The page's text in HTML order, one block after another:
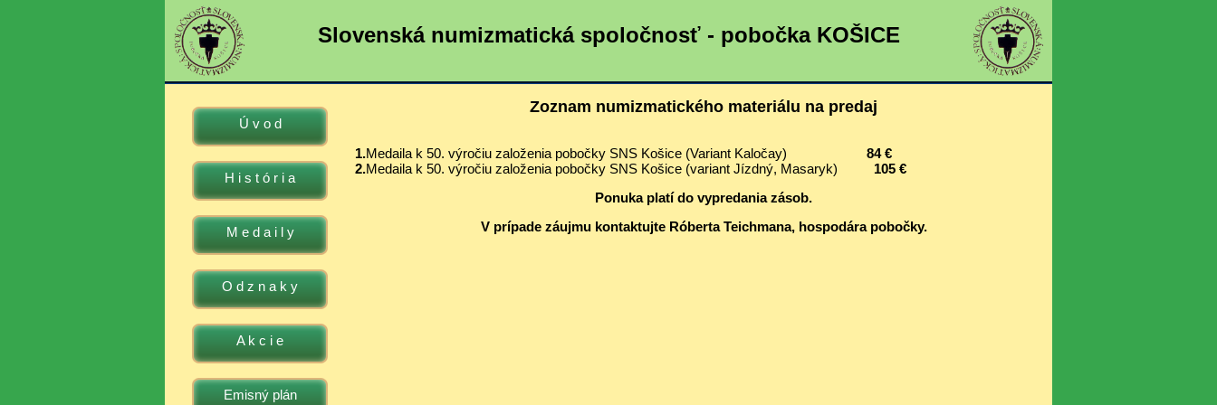
Slovenská numizmatická spoločnosť - pobočka KOŠICE
Ú v o d
H i s t ó r i a
M e d a i l y
O d z n a k y
A k c i e
Emisný plán
Zoznam numizmatického materiálu na predaj
1.Medaila k 50. výročiu založenia pobočky SNS Košice (Variant Kaločay) 84 €
2.Medaila k 50. výročiu založenia pobočky SNS Košice (variant Jízdný, Masaryk) 105 €
Ponuka platí do vypredania zásob.
V prípade záujmu kontaktujte Róberta Teichmana, hospodára pobočky.